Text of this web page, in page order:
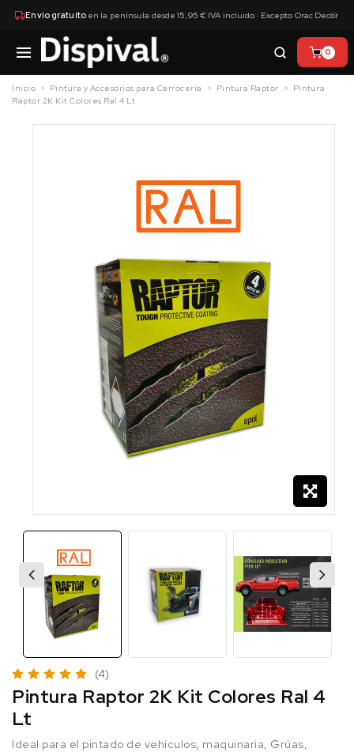
Envío gratuitoen la península desde 15,95 € IVA incluido · Excepto Orac Decor
×
0
Inicio Pintura y Accesorios para Carrocería Pintura Raptor
Pintura
Raptor 2K Kit Colores Ral 4 Lt
(4)
Pintura Raptor 2K Kit Colores Ral 4
Lt
Ideal para el pintado de vehículos, maquinaria, Grúas,